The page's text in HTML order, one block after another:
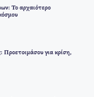
Το αρχαιότερο
Προετοιμάσου για κρίση,